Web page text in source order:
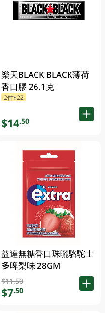
樂天BLACK BLACK薄荷
香口膠 26.1克
2件$22
$14.50
益達無糖香口珠曬駱駝士
多啤梨味 28GM
$11.50
$7.50